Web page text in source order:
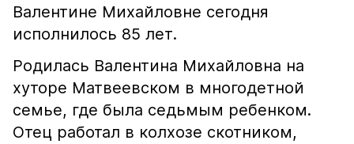
Валентине Михайловне сегодня
исполнилось 85 лет.
Родилась Валентина Михайловна на
хуторе Матвеевском в многодетной
семье, где была седьмым ребенком.
Отец работал в колхозе скотником,